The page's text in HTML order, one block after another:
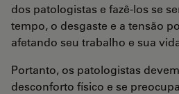
dos patologistas e fazê-los se
tempo, o desgaste e a tensão
afetando seu trabalho e sua
Portanto, os patologistas
desconforto físico e se